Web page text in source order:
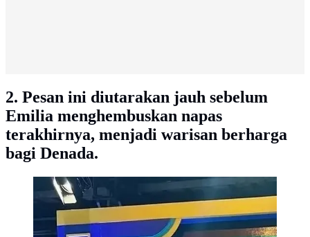
2. Pesan ini diutarakan jauh sebelum
Emilia menghembuskan napas
terakhirnya, menjadi warisan berharga
bagi Denada.